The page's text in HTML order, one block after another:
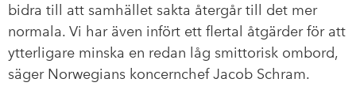
bidra till att samhället sakta återgår till det mer
normala. Vi har även infört ett flertal åtgärder för att
ytterligare minska en redan låg smittorisk ombord,
säger Norwegians koncernchef Jacob Schram.